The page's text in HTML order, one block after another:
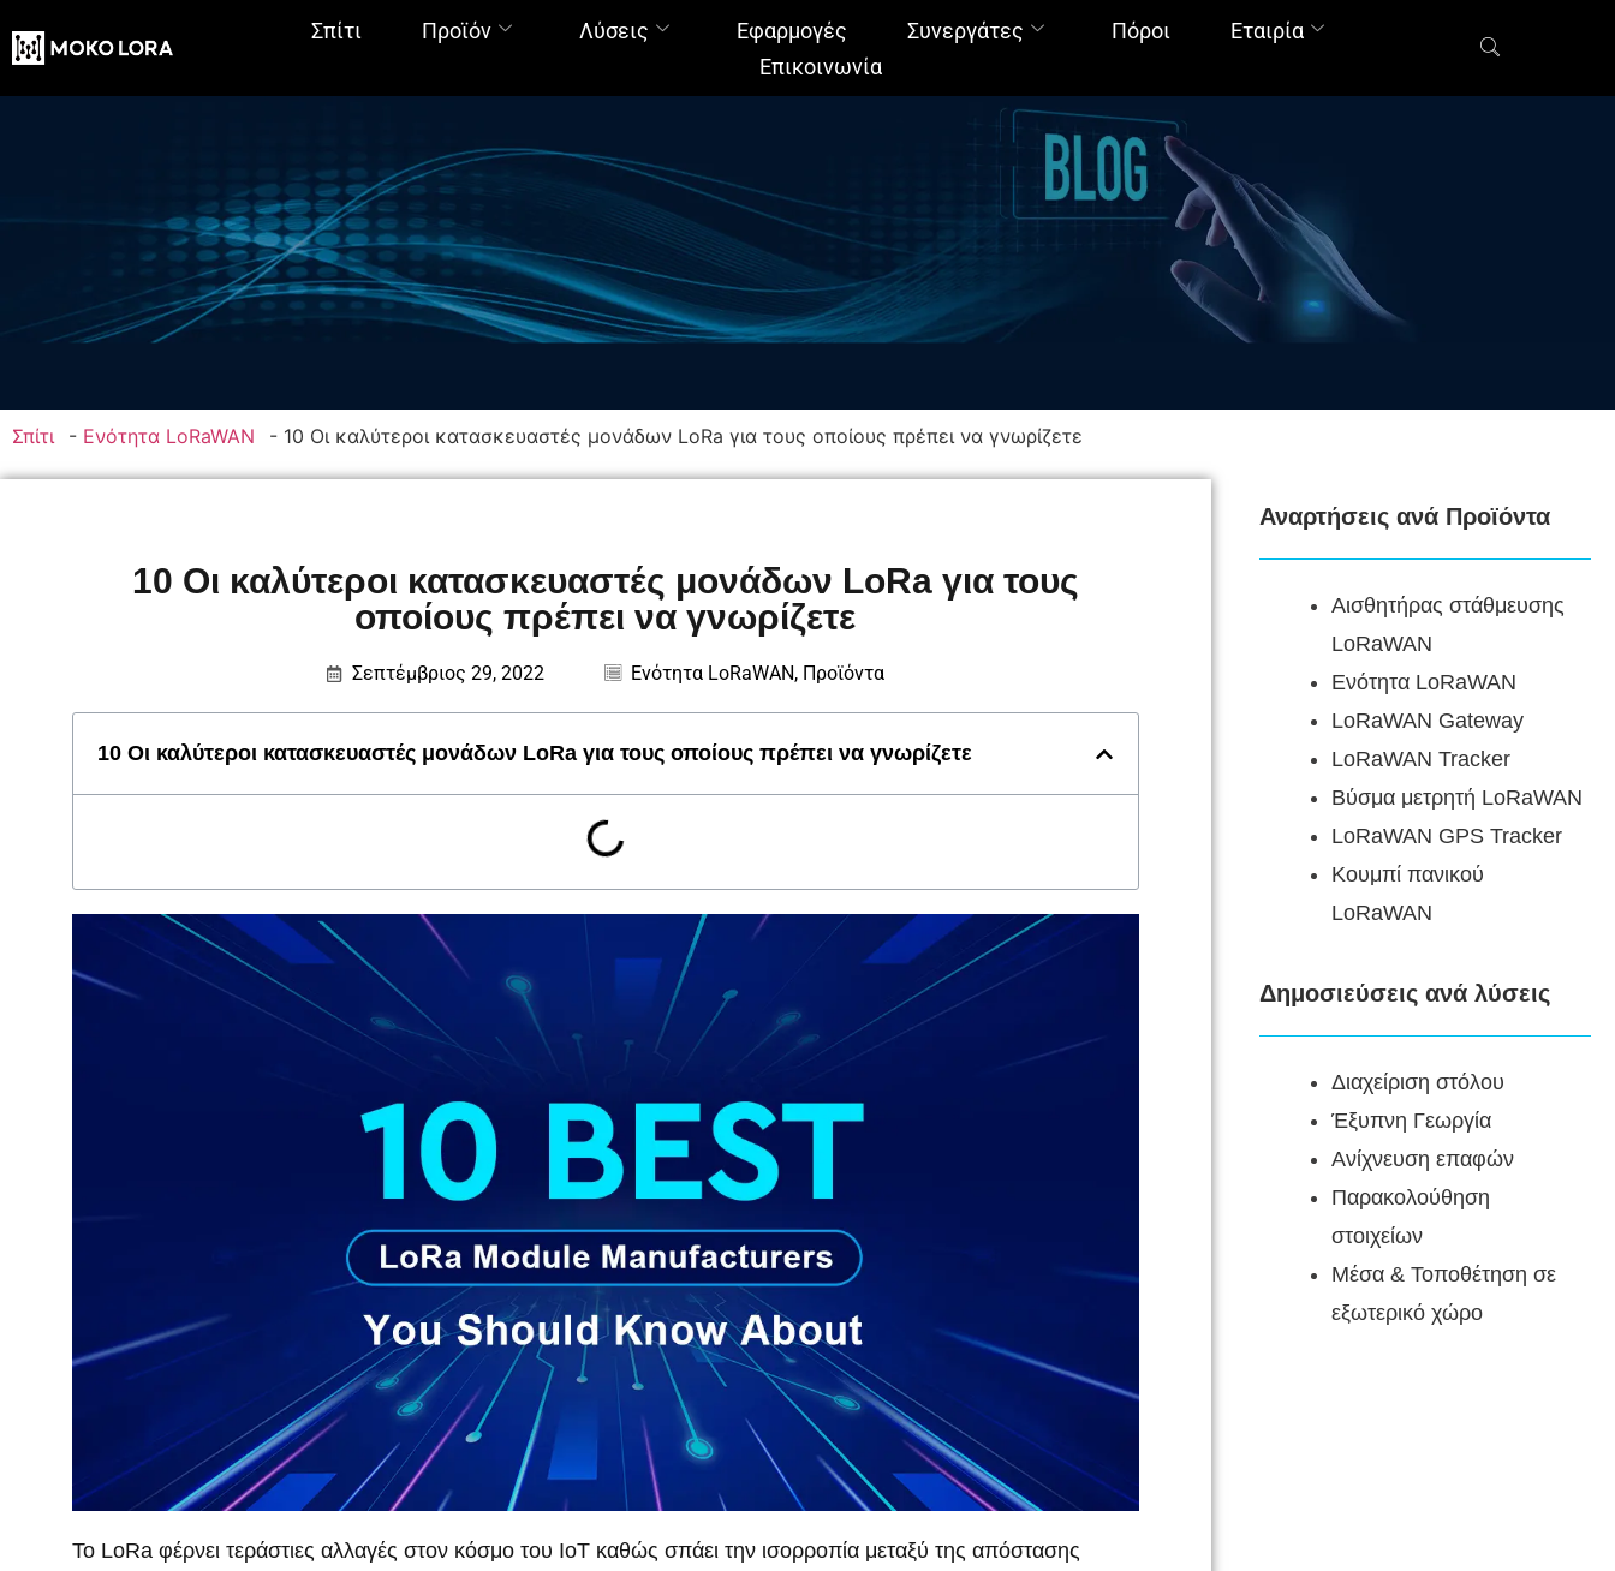
Σπίτι Προϊόν Λύσεις Εφαρμογές Συνεργάτες Πόροι
Εταιρία
Επικοινωνία
Σπίτι - Ενότητα LoRaWAN - 10 Οι καλύτεροι κατασκευαστές μονάδων LoRa για τους οποίους πρέπει να γνωρίζετε
10 Οι καλύτεροι κατασκευαστές μονάδων LoRa για τους
οποίους πρέπει να γνωρίζετε
Σεπτέμβριος 29, 2022 Ενότητα LoRaWAN, Προϊόντα
10 Οι καλύτεροι κατασκευαστές μονάδων LoRa για τους οποίους πρέπει να γνωρίζετε
Το LoRa φέρνει τεράστιες αλλαγές στον κόσμο του IoT καθώς σπάει την ισορροπία μεταξύ της απόστασης
Αναρτήσεις ανά Προϊόντα
Αισθητήρας στάθμευσης
LoRaWAN
Ενότητα LoRaWAN
LoRaWAN Gateway
LoRaWAN Tracker
Βύσμα μετρητή LoRaWAN
LoRaWAN GPS Tracker
Κουμπί πανικού
LoRaWAN
Δημοσιεύσεις ανά λύσεις
Διαχείριση στόλου
Έξυπνη Γεωργία
Ανίχνευση επαφών
Παρακολούθηση
στοιχείων
Μέσα & Τοποθέτηση σε
εξωτερικό χώρο